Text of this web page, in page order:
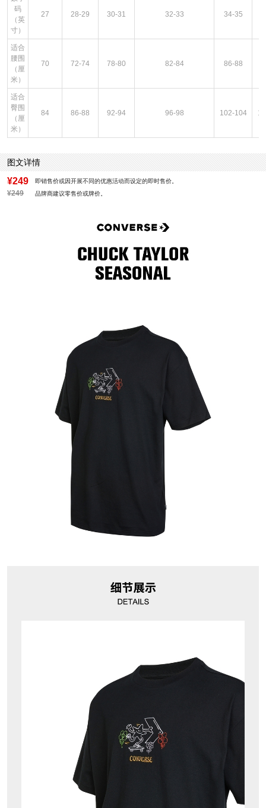
码
（英
寸）
27 28-29 30-31 32-33 34-35
适合
腰围
（厘
米）
70 72-74 78-80 82-84 86-88
适合
臀围
（厘
米）
84 86-88 92-94 96-98 102-104
图文详情
¥249 即销售价或因开展不同的优惠活动而设定的即时售价。
¥249 品牌商建议零售价或牌价。